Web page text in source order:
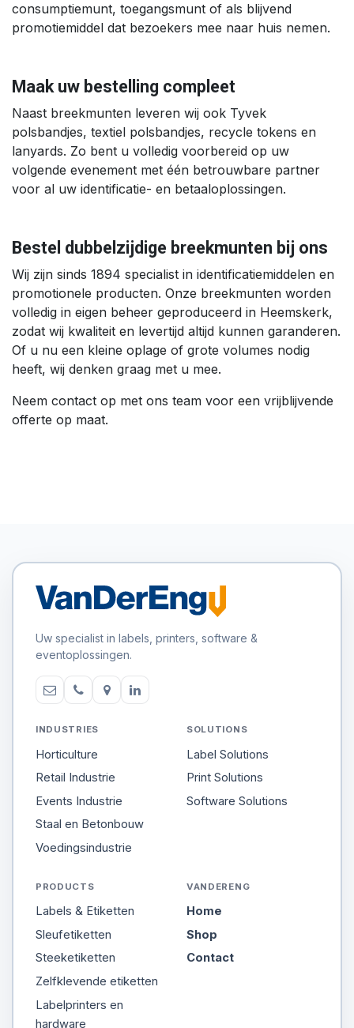
consumptiemunt, toegangsmunt of als blijvend
promotiemiddel dat bezoekers mee naar huis nemen.
Maak uw bestelling compleet
Naast breekmunten leveren wij ook Tyvek
polsbandjes, textiel polsbandjes, recycle tokens en
lanyards. Zo bent u volledig voorbereid op uw
volgende evenement met één betrouwbare partner
voor al uw identificatie- en betaaloplossingen.
Bestel dubbelzijdige breekmunten bij ons
Wij zijn sinds 1894 specialist in identificatiemiddelen en
promotionele producten. Onze breekmunten worden
volledig in eigen beheer geproduceerd in Heemskerk,
zodat wij kwaliteit en levertijd altijd kunnen garanderen.
Of u nu een kleine oplage of grote volumes nodig
heeft, wij denken graag met u mee.
Neem contact op met ons team voor een vrijblijvende
offerte op maat.
Uw specialist in labels, printers, software &
eventoplossingen.
INDUSTRIES
Horticulture
Retail Industrie
Events Industrie
Staal en Betonbouw
Voedingsindustrie
SOLUTIONS
Label Solutions
Print Solutions
Software Solutions
PRODUCTS
Labels & Etiketten
Sleufetiketten
Steeketiketten
Zelfklevende etiketten
Labelprinters en
hardware
VANDERENG
Home
Shop
Contact